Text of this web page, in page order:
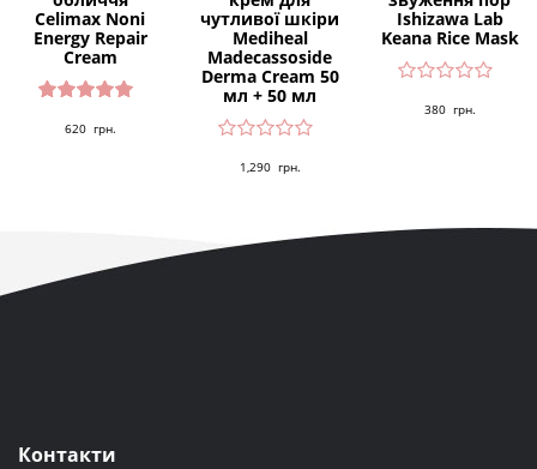
Celimax Noni
Energy Repair
Cream
5.00з 5
620 грн.
чутливої шкіри
Mediheal
Madecassoside
Derma Cream 50
мл + 50 мл
1,290 грн.
Ishizawa Lab
Keana Rice Mask
380 грн.
Контакти